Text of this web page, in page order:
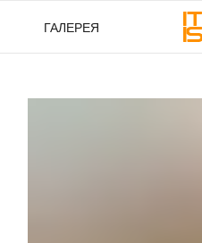
ГАЛЕРЕЯ
ГАЛЕРЕЯ